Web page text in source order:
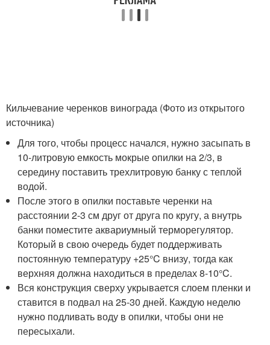
Кильчевание черенков винограда (Фото из открытого
источника)
Для того, чтобы процесс начался, нужно засыпать в
10-литровую емкость мокрые опилки на 2/3, в
середину поставить трехлитровую банку с теплой
водой.
После этого в опилки поставьте черенки на
расстоянии 2-3 см друг от друга по кругу, а внутрь
банки поместите аквариумный терморегулятор.
Который в свою очередь будет поддерживать
постоянную температуру +25°C внизу, тогда как
верхняя должна находиться в пределах 8-10°C.
Вся конструкция сверху укрывается слоем пленки и
ставится в подвал на 25-30 дней. Каждую неделю
нужно подливать воду в опилки, чтобы они не
пересыхали.